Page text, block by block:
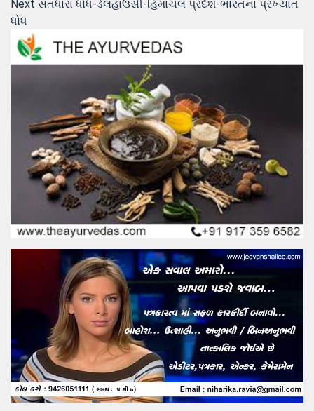
navigation
post:
Next Next
સતધારા ધોધ-ડેલહાઉસી-હિમાચલ પ્રદેશ-ભારતના પ્રખ્યાત
ધોધ